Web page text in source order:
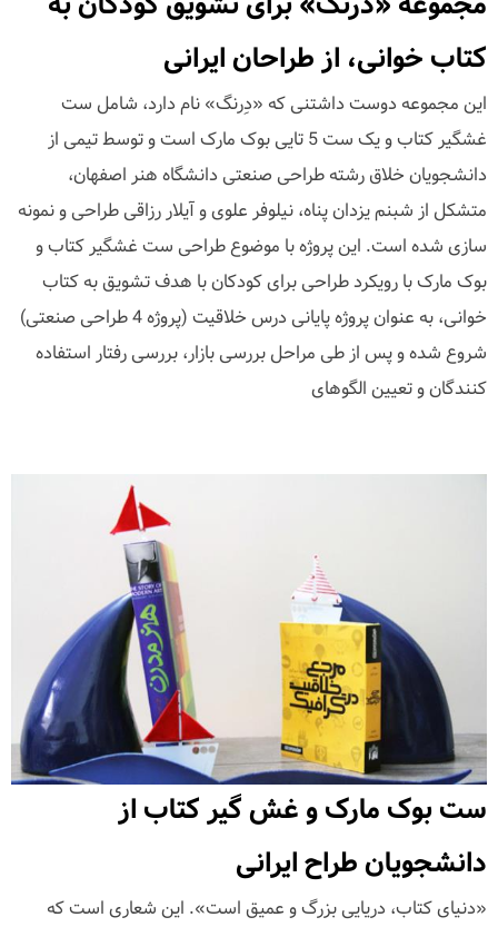
کتاب خوانی، از طراحان ایرانی
این مجموعه دوست داشتنی که «دِرنگ» نام دارد، شامل ست
غشگیر کتاب و یک ست 5 تایی بوک مارک است و توسط تیمی از
دانشجویان خلاق رشته طراحی صنعتی دانشگاه هنر اصفهان،
متشکل از شبنم یزدان پناه، نیلوفر علوی و آیلار رزاقی طراحی و نمونه
سازی شده است. این پروژه با موضوع طراحی ست غشگیر کتاب و
بوک مارک با رویکرد طراحی برای کودکان با هدف تشویق به کتاب
خوانی، به عنوان پروژه پایانی درس خلاقیت (پروژه 4 طراحی صنعتی)
شروع شده و پس از طی مراحل بررسی بازار، بررسی رفتار استفاده
کنندگان و تعیین الگوهای
ست بوک مارک و غش گیر کتاب از
دانشجویان طراح ایرانی
«دنیای کتاب، دریایی بزرگ و عمیق است». این شعاری است که